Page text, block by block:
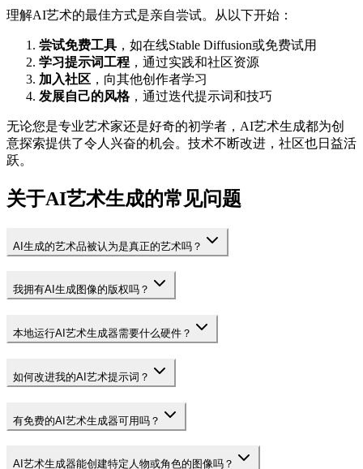
理解AI艺术的最佳方式是亲自尝试。从以下开始：
尝试免费工具 ，如在线Stable Diffusion或免费试用
学习提示词工程 ，通过实践和社区资源
加入社区 ，向其他创作者学习
发展自己的风格，通过迭代提示词和技巧
无论您是专业艺术家还是好奇的初学者，AI艺术生成都为创
意探索提供了令人兴奋的机会。技术不断改进，社区也日益活
跃。
关于AI艺术生成的常见问题
AI生成的艺术品被认为是真正的艺术吗？
我拥有AI生成图像的版权吗？
本地运行AI艺术生成器需要什么硬件？
如何改进我的AI艺术提示词？
有免费的AI艺术生成器可用吗？
AI艺术生成器能创建特定人物或角色的图像吗？